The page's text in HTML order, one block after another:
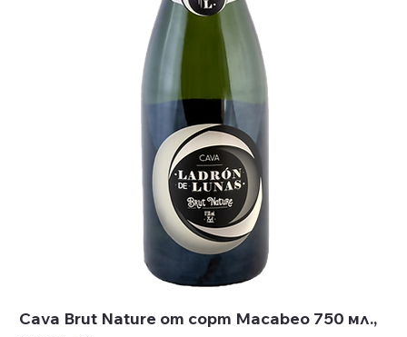
Cava Brut Nature от сорт Macabeo 750 мл.,